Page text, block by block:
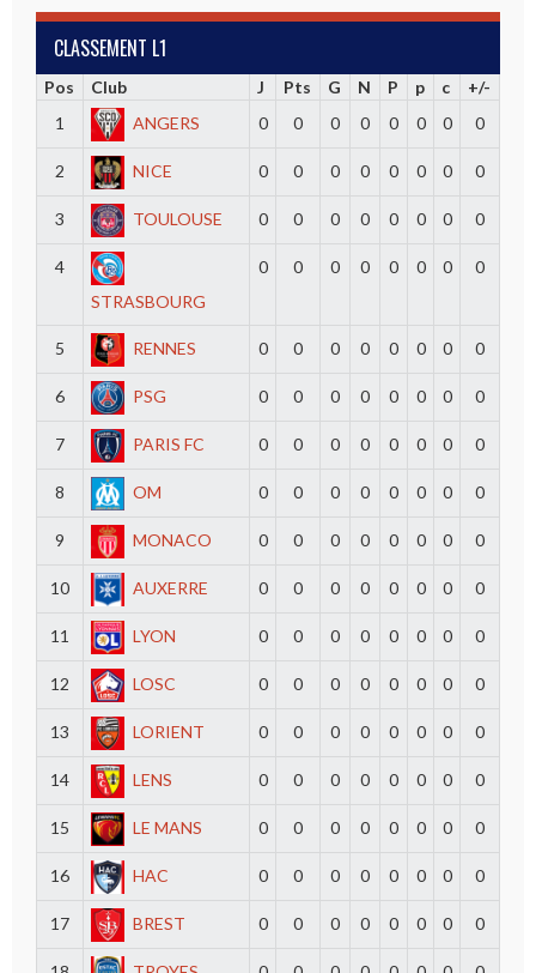
CLASSEMENT L1
Pos Club J Pts G N P p c
+/-
1
ANGERS 0 0 0 0 0 0 0 0
2 NICE 0 0 0 0 0 0 0 0
3 TOULOUSE 0 0 0 0 0 0 0 0
4
STRASBOURG
0 0 0 0 0 0 0 0
5 RENNES 0 0 0 0 0 0 0 0
6 PSG 0 0 0 0 0 0 0 0
7 PARIS FC 0 0 0 0 0 0 0 0
8 OM 0 0 0 0 0 0 0 0
9 MONACO 0 0 0 0 0 0 0 0
10 AUXERRE 0 0 0 0 0 0 0 0
11 LYON 0 0 0 0 0 0 0 0
12 LOSC 0 0 0 0 0 0 0 0
13 LORIENT 0 0 0 0 0 0 0 0
14 LENS 0 0 0 0 0 0 0 0
15 LE MANS 0 0 0 0 0 0 0 0
16 HAC 0 0 0 0 0 0 0 0
17 BREST 0 0 0 0 0 0 0 0